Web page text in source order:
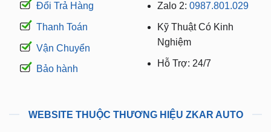
Đổi Trả Hàng
Thanh Toán
Vận Chuyển
Bảo hành
Zalo 2: 0987.801.029
Kỹ Thuật Có Kinh
Nghiệm
Hỗ Trợ: 24/7
WEBSITE THUỘC THƯƠNG HIỆU ZKAR AUTO